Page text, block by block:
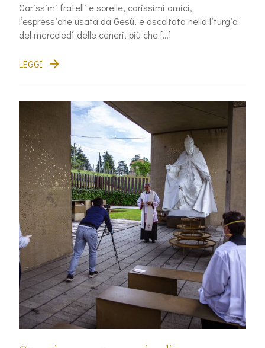
Carissimi fratelli e sorelle, carissimi amici,
l’espressione usata da Gesù, e ascoltata nella liturgia
del mercoledì delle ceneri, più che […]
LEGGI